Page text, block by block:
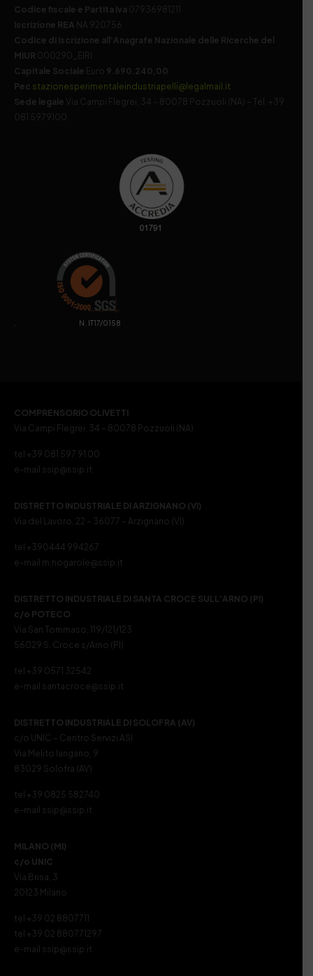
Codice fiscale e Partita Iva 07936981211
Iscrizione REA NA 920756
Codice di iscrizione all’Anagrafe Nazionale delle Ricerche del
MIUR 000290_EIRI
Capitale Sociale Euro 9.690.240,00
Pec stazionesperimentaleindustriapelli@legalmail.it
Sede legale
Via Campi Flegrei, 34 – 80078 Pozzuoli (NA) – Tel. +39
081 5979100
. N. IT17/0158
COMPRENSORIO OLIVETTI
Via Campi Flegrei, 34 – 80078 Pozzuoli (NA)
tel +39 081 597 91 00
e-mail ssip@ssip.it
DISTRETTO INDUSTRIALE DI ARZIGNANO (VI)
Via del Lavoro, 22 – 36077 – Arzignano (VI)
tel +390444 994267
e-mail m.nogarole@ssip.it
DISTRETTO INDUSTRIALE DI SANTA CROCE SULL’ARNO (PI)
c/o POTECO
Via San Tommaso, 119/121/123
56029 S. Croce s/Arno (PI)
tel +39 0571 32542
e-mail santacroce@ssip.it
DISTRETTO INDUSTRIALE DI SOLOFRA (AV)
c/o UNIC – Centro Servizi ASI
Via Melito Iangano, 9
83029 Solofra (AV)
tel +39 0825 582740
e-mail ssip@ssip.it
MILANO (MI)
c/o UNIC
Via Brisa, 3
20123 Milano
tel +39 02 8807711
tel +39 02 880771297
e-mail ssip@ssip.it